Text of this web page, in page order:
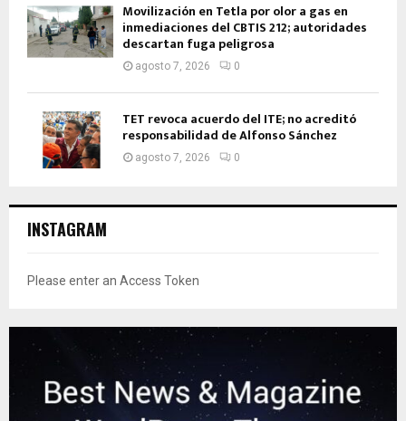
Movilización en Tetla por olor a gas en
inmediaciones del CBTIS 212; autoridades
descartan fuga peligrosa
agosto 7, 2026 0
TET revoca acuerdo del ITE; no acreditó
responsabilidad de Alfonso Sánchez
agosto 7, 2026 0
INSTAGRAM
Please enter an Access Token